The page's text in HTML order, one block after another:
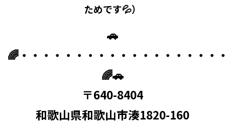
ためです💦）
🚗
🌈・・・・・・・・・・・・・・・・・・
🌈🚗
〒640-8404
和歌山県和歌山市湊1820-160